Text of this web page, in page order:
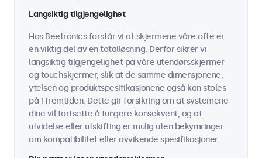
Langsiktig tilgjengelighet
Hos Beetronics forstår vi at skjermene våre ofte er
en viktig del av en totalløsning. Derfor sikrer vi
langsiktig tilgjengelighet på våre utendørsskjermer
og touchskjermer, slik at de samme dimensjonene,
ytelsen og produktspesifikasjonene også kan stoles
på i fremtiden. Dette gir forsikring om at systemene
dine vil fortsette å fungere konsekvent, og at
utvidelse eller utskifting er mulig uten bekymringer
om kompatibilitet eller avvikende spesifikasjoner.